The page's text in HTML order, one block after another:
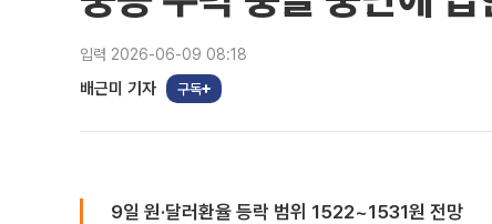
입력 2026-06-09 08:18
배근미 기자 구독
9일 원·달러환율 등락 범위 1522~1531원 전망